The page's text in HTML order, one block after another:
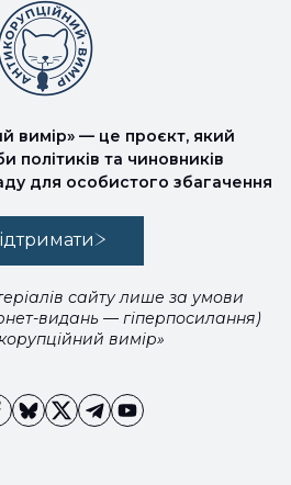
вимір» — це проєкт, який
політиків та чиновників
для особистого збагачення
сайту лише за умови
видань — гіперпосилання)
вимір»